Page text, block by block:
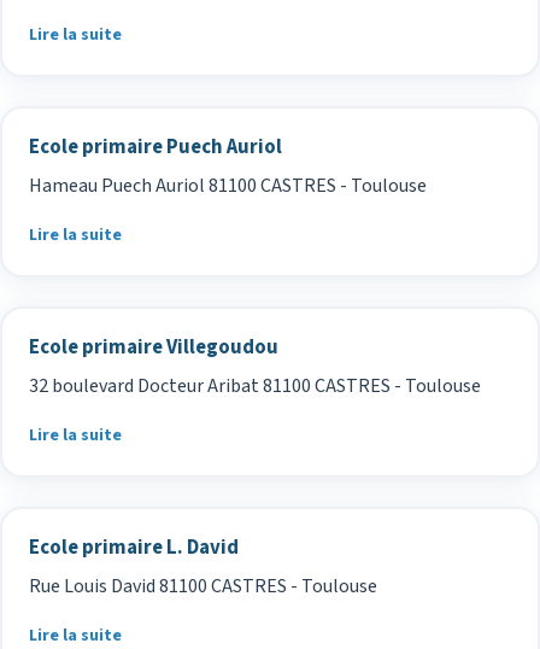
Lire la suite
Ecole primaire Puech Auriol
Hameau Puech Auriol 81100 CASTRES - Toulouse
Lire la suite
Ecole primaire Villegoudou
32 boulevard Docteur Aribat 81100 CASTRES - Toulouse
Lire la suite
Ecole primaire L. David
Rue Louis David 81100 CASTRES - Toulouse
Lire la suite